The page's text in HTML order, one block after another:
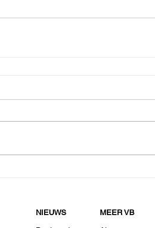
NIEUWS
MEER VB